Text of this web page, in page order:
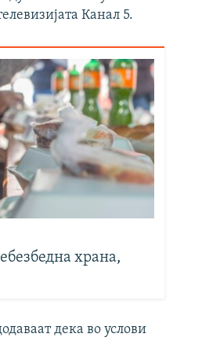
Канал 5.
храна,
дека во услови